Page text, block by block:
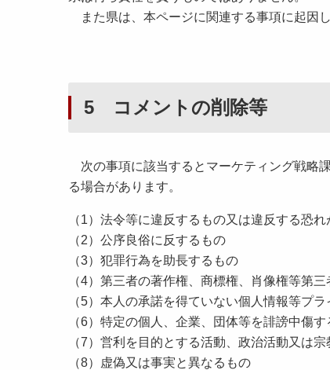
また県は、本ページに関連する事項に起因
5 コメントの削除等
次の事項に該当すると マーケティング戦略課
る場合があります。
（1）法令等に違反するもの又は違反する恐
（2）公序良俗に反するもの
（3）犯罪行為を助長するもの
（4）第三者の著作権、商標権、肖像権等第
（5）本人の承諾を得ていない個人情報等プ
（6）特定の個人、企業、団体等を誹謗中傷す
（7）営利を目的とする活動、政治活動又は
（8）虚偽又は事実と異なるもの